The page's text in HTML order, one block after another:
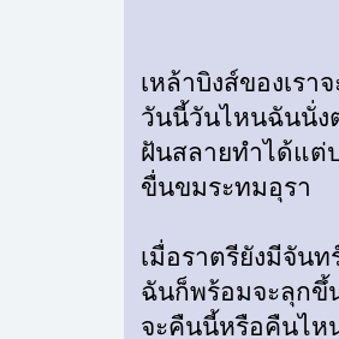
เหล้าบิงส์ของเรา
วันนี้วันไหนฉันนั่ง
ฝันสลายทำได้แต่
ขื่นขมระทมอุรา
เมื่อราตรียังมีจันท
ฉันก็พร้อมจะลุกขึ้
จะคืนนี้หรือคืนไห